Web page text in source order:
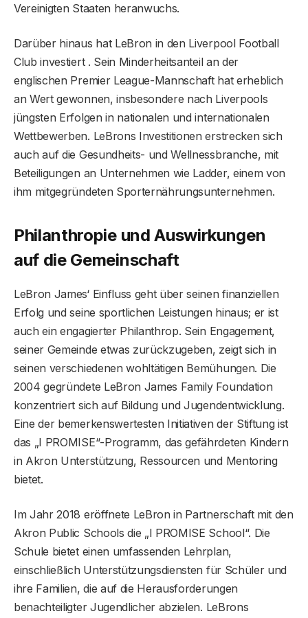
Vereinigten Staaten heranwuchs.
Darüber hinaus hat LeBron in den Liverpool Football
Club investiert . Sein Minderheitsanteil an der
englischen Premier League-Mannschaft hat erheblich
an Wert gewonnen, insbesondere nach Liverpools
jüngsten Erfolgen in nationalen und internationalen
Wettbewerben. LeBrons Investitionen erstrecken sich
auch auf die Gesundheits- und Wellnessbranche, mit
Beteiligungen an Unternehmen wie Ladder, einem von
ihm mitgegründeten Sporternährungsunternehmen.
Philanthropie und Auswirkungen
auf die Gemeinschaft
LeBron James‘ Einfluss geht über seinen finanziellen
Erfolg und seine sportlichen Leistungen hinaus; er ist
auch ein engagierter Philanthrop. Sein Engagement,
seiner Gemeinde etwas zurückzugeben, zeigt sich in
seinen verschiedenen wohltätigen Bemühungen. Die
2004 gegründete LeBron James Family Foundation
konzentriert sich auf Bildung und Jugendentwicklung.
Eine der bemerkenswertesten Initiativen der Stiftung ist
das „I PROMISE“-Programm, das gefährdeten Kindern
in Akron Unterstützung, Ressourcen und Mentoring
bietet.
Im Jahr 2018 eröffnete LeBron in Partnerschaft mit den
Akron Public Schools die „I PROMISE School“. Die
Schule bietet einen umfassenden Lehrplan,
einschließlich Unterstützungsdiensten für Schüler und
ihre Familien, die auf die Herausforderungen
benachteiligter Jugendlicher abzielen. LeBrons